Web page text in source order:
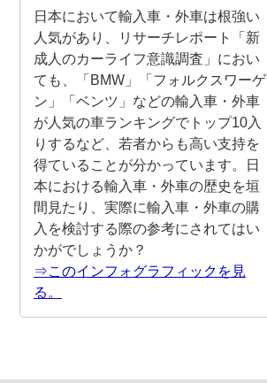
日本において輸入車・外車は根強い
人気があり、リサーチレポート「新
成人のカーライフ意識調査」におい
ても、「BMW」「フォルクスワーゲ
ン」「ベンツ」などの輸入車・外車
が人気の車ランキングでトップ10入
りするなど、若者からも高い支持を
得ていることが分かっています。日
本における輸入車・外車の歴史を垣
間見たり、実際に輸入車・外車の購
入を検討する際の参考にされてはい
かがでしょうか？
⇒このインフォグラフィックを見
る。